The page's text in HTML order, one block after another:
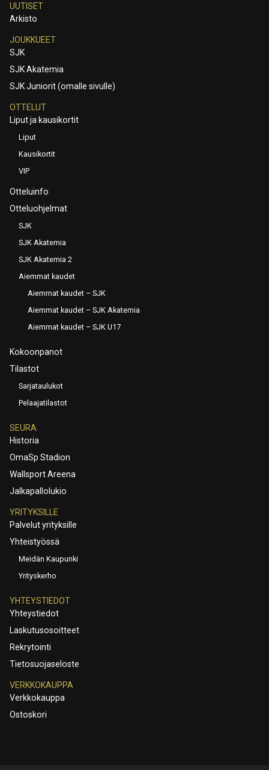
UUTISET
Arkisto
JOUKKUEET
SJK
SJK Akatemia
SJK Juniorit (omalle sivulle)
OTTELUT
Liput ja kausikortit
Liput
Kausikortit
VIP
Otteluinfo
Otteluohjelmat
SJK
SJK Akatemia
SJK Akatemia 2
Aiemmat kaudet
Aiemmat kaudet – SJK
Aiemmat kaudet – SJK Akatemia
Aiemmat kaudet – SJK U17
Kokoonpanot
Tilastot
Sarjataulukot
Pelaajatilastot
SEURA
Historia
OmaSp Stadion
Wallsport Areena
Jalkapallolukio
YRITYKSILLE
Palvelut yrityksille
Yhteistyössä
Meidän Kaupunki
Yrityskerho
YHTEYSTIEDOT
Yhteystiedot
Laskutusosoitteet
Rekrytointi
Tietosuojaseloste
VERKKOKAUPPA
Verkkokauppa
Ostoskori